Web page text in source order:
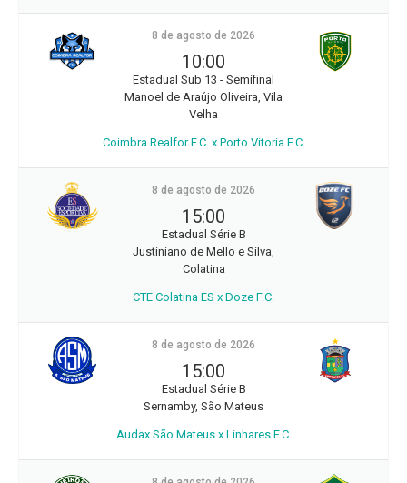
8 de agosto de 2026
10:00
Estadual Sub 13 - Semifinal
Manoel de Araújo Oliveira, Vila
Velha
Coimbra Realfor F.C. x Porto Vitoria F.C.
8 de agosto de 2026
15:00
Estadual Série B
Justiniano de Mello e Silva,
Colatina
CTE Colatina ES x Doze F.C.
8 de agosto de 2026
15:00
Estadual Série B
Sernamby, São Mateus
Audax São Mateus x Linhares F.C.